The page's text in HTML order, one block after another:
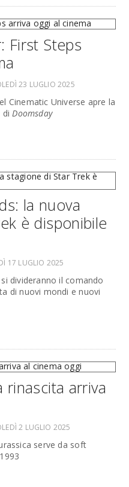
First Steps
23 LUGLIO 2025
Cinematic Universe apre la
diDoomsday
la nuova
è disponibile
17 LUGLIO 2025
divideranno il comando
di nuovi mondi e nuovi
rinascita arriva
2 LUGLIO 2025
serve da soft